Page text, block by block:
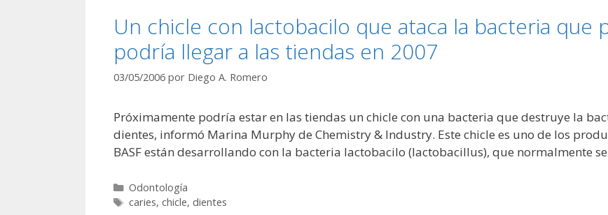
Un chicle con lactobacilo que ataca la bacteria que
podría llegar a las tiendas en 2007
03/05/2006 por Diego A. Romero
Próximamente podría estar en las tiendas un chicle con una bacteria que destruye la
dientes, informó Marina Murphy de Chemistry & Industry. Este chicle es uno de los
BASF están desarrollando con la bacteria lactobacilo (lactobacillus), que normalmente
Categorías
Odontología
Etiquetas
caries, chicle, dientes